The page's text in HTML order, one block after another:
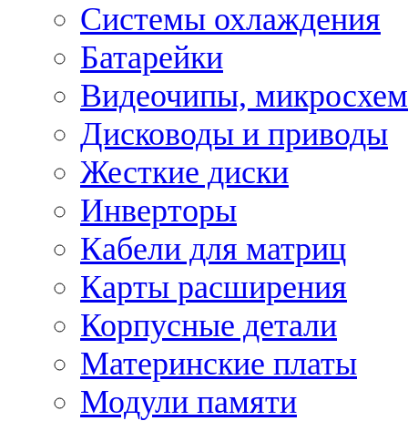
Системы охлаждения
Батарейки
Видеочипы,
Дисководы и приводы
Жесткие диски
Инверторы
Кабели для матриц
Карты расширения
Корпусные детали
Материнские платы
Модули памяти